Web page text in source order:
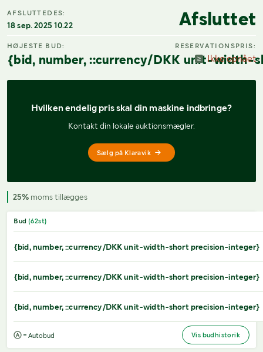
AFSLUTTEDES:
18 sep. 2025 10.22 Afsluttet
HØJESTE BUD:
{bid, number, ::currency/DKK unit-width-
RESERVATIONSPRIS:
Ikke opnået
Hvilken endelig pris skal din maskine indbringe?
Kontakt din lokale auktionsmægler.
Sælg på Klaravik
25% moms tillægges
Bud (62st)
{bid, number, ::currency/DKK unit-width-short precision-integer}
{bid, number, ::currency/DKK unit-width-short precision-integer}
{bid, number, ::currency/DKK unit-width-short precision-integer}
= Autobud Vis budhistorik